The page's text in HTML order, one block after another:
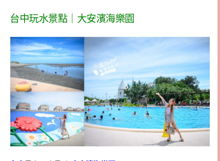
台中玩水景點｜大安濱海樂園